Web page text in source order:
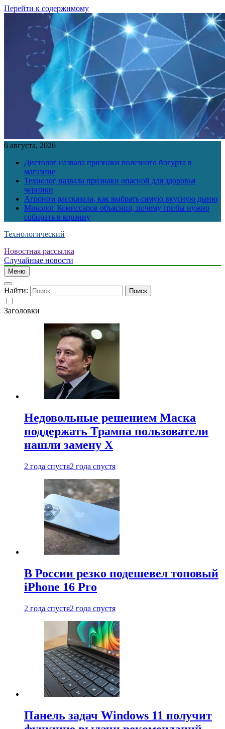
Перейти к содержимому
6 августа, 2026
Диетолог назвала признаки полезного йогурта в
магазине
Технолог назвала признаки опасной для здоровья
черники
Агроном рассказала, как выбрать самую вкусную дыню
Миколог Комиссаров объяснил, почему грибы нужно
собирать в корзину
Технологический
Новостная рассылка
Случайные новости
Меню
Найти:
Заголовки
Недовольные решением Маска
поддержать Трампа пользователи
нашли замену X
2 года спустя2 года спустя
В России резко подешевел топовый
iPhone 16 Pro
2 года спустя2 года спустя
Панель задач Windows 11 получит